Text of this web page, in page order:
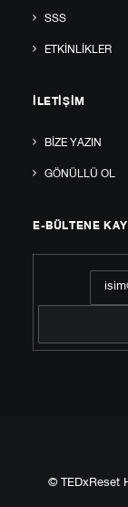
SSS
ETKINLIKLER
İLETIŞIM
BIZE YAZIN
GÖNÜLLÜ OL
E-BÜLTENE
© TEDxReset